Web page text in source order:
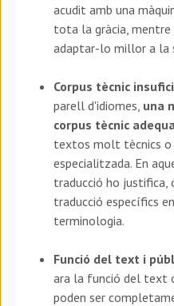
acudit amb una
tota la gràcia, mentre
adaptar-lo millor a la
Corpus tècnic
parell d'idiomes, una
corpus tècnic
textos molt tècnics o
especialitzada. En
traducció ho justifica,
traducció específics
terminologia.
Funció del text i
ara la funció del text
poden ser